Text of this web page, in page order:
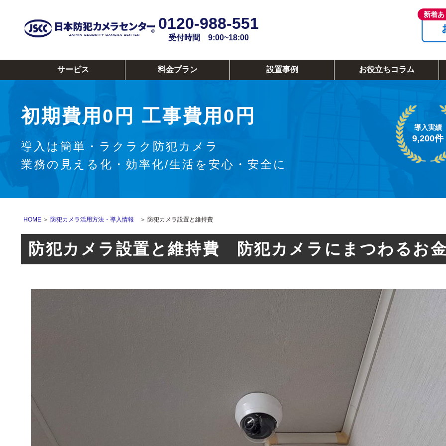
0120-988-551
受付時間 9:00~18:00
サービス 料金プラン 設置事例 お役立ちコラム
初期費用0円 工事費用0円
導入は簡単・ラクラク防犯カメラ
業務の見える化・効率化/生活を安心・安全に
導入実績
9,200件
HOME ＞ 防犯カメラ活用方法・導入情報 ＞ 防犯カメラ設置と維持費
防犯カメラ設置と維持費 防犯カメラにまつわるお